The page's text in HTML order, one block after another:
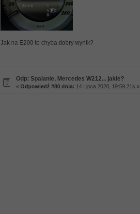
Jak na E200 to chyba dobry wynik?
Odp: Spalanie, Mercedes W212... jakie?
« Odpowiedź #80 dnia: 14 Lipca 2020, 19:59 21s »